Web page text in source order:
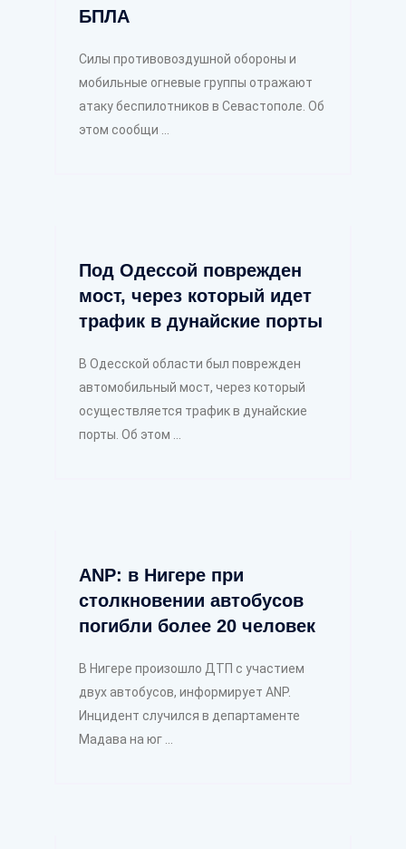
БПЛА
Силы противовоздушной обороны и
мобильные огневые группы отражают
атаку беспилотников в Севастополе. Об
этом сообщи ...
Под Одессой поврежден
мост, через который идет
трафик в дунайские порты
В Одесской области был поврежден
автомобильный мост, через который
осуществляется трафик в дунайские
порты. Об этом ...
ANP: в Нигере при
столкновении автобусов
погибли более 20 человек
В Нигере произошло ДТП с участием
двух автобусов, информирует ANP.
Инцидент случился в департаменте
Мадава на юг ...